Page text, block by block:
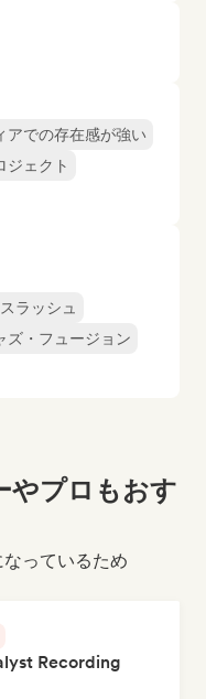
アでの存在感が強い
ジェクト
ラッシュ
ズ・フュージョン
やプロもおす
っているため
Recording